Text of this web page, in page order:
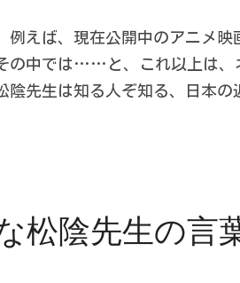
例えば、現在公開中のアニメ
の中では……と、これ以上は、
陰先生は知る人ぞ知る、日本
松陰先生の言